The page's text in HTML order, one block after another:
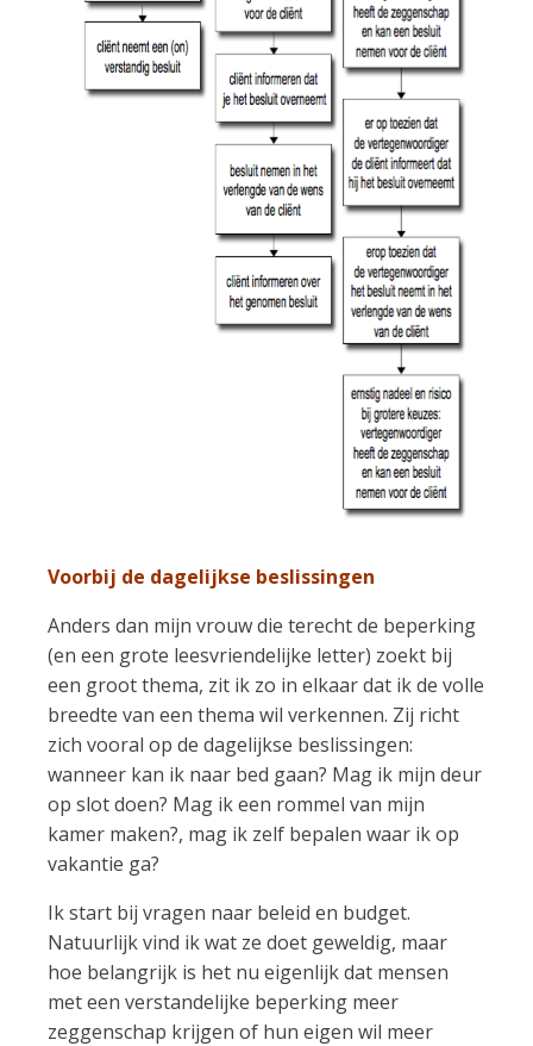
Voorbij de dagelijkse beslissingen
Anders dan mijn vrouw die terecht de beperking
(en een grote leesvriendelijke letter) zoekt bij
een groot thema, zit ik zo in elkaar dat ik de volle
breedte van een thema wil verkennen. Zij richt
zich vooral op de dagelijkse beslissingen:
wanneer kan ik naar bed gaan? Mag ik mijn deur
op slot doen? Mag ik een rommel van mijn
kamer maken?, mag ik zelf bepalen waar ik op
vakantie ga?
Ik start bij vragen naar beleid en budget.
Natuurlijk vind ik wat ze doet geweldig, maar
hoe belangrijk is het nu eigenlijk dat mensen
met een verstandelijke beperking meer
zeggenschap krijgen of hun eigen wil meer